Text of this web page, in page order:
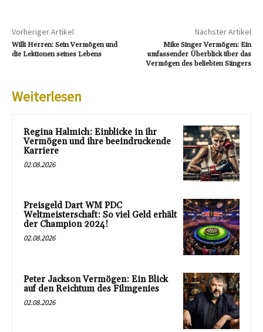
Vorheriger Artikel
Willi Herren: Sein Vermögen und
die Lektionen seines Lebens
Nächster Artikel
Mike Singer Vermögen: Ein
umfassender Überblick über das
Vermögen des beliebten Sängers
Weiterlesen
Regina Halmich: Einblicke in ihr
Vermögen und ihre beeindruckende
Karriere
02.08.2026
Preisgeld Dart WM PDC
Weltmeisterschaft: So viel Geld erhält
der Champion 2024!
02.08.2026
Peter Jackson Vermögen: Ein Blick
auf den Reichtum des Filmgenies
02.08.2026